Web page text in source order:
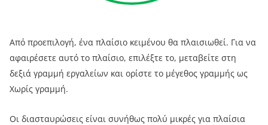
Από προεπιλογή, ένα πλαίσιο κειμένου θα πλαισιωθεί. Για να
αφαιρέσετε αυτό το πλαίσιο, επιλέξτε το, μεταβείτε στη
δεξιά γραμμή εργαλείων και ορίστε το μέγεθος γραμμής ως
Χωρίς γραμμή.
Οι διασταυρώσεις είναι συνήθως πολύ μικρές για πλαίσια